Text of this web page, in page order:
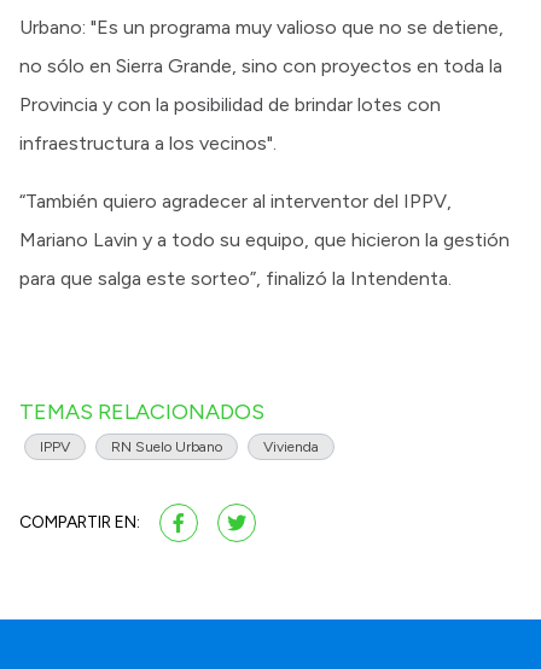
Urbano: "Es un programa muy valioso que no se detiene,
no sólo en Sierra Grande, sino con proyectos en toda la
Provincia y con la posibilidad de brindar lotes con
infraestructura a los vecinos".
“También quiero agradecer al interventor del IPPV,
Mariano Lavin y a todo su equipo, que hicieron la gestión
para que salga este sorteo”, finalizó la Intendenta.
TEMAS RELACIONADOS
IPPV RN Suelo Urbano Vivienda
COMPARTIR EN: